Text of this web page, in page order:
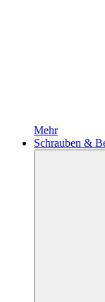
Mehr
Schrauben &